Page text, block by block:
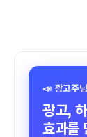
📣 광고주님
광고,
효과를